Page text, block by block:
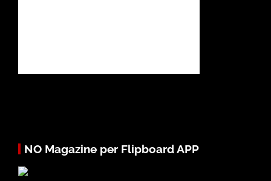
NO Magazine per Flipboard APP